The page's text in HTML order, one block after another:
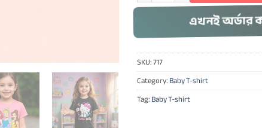
এখনই
SKU:717
Category:Baby T-shirt
Tag:Baby T-shirt